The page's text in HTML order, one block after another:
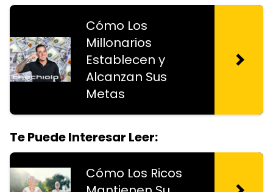
Cómo Los
Millonarios
Establecen y
Alcanzan Sus
Metas
Te Puede Interesar Leer:
Cómo Los Ricos